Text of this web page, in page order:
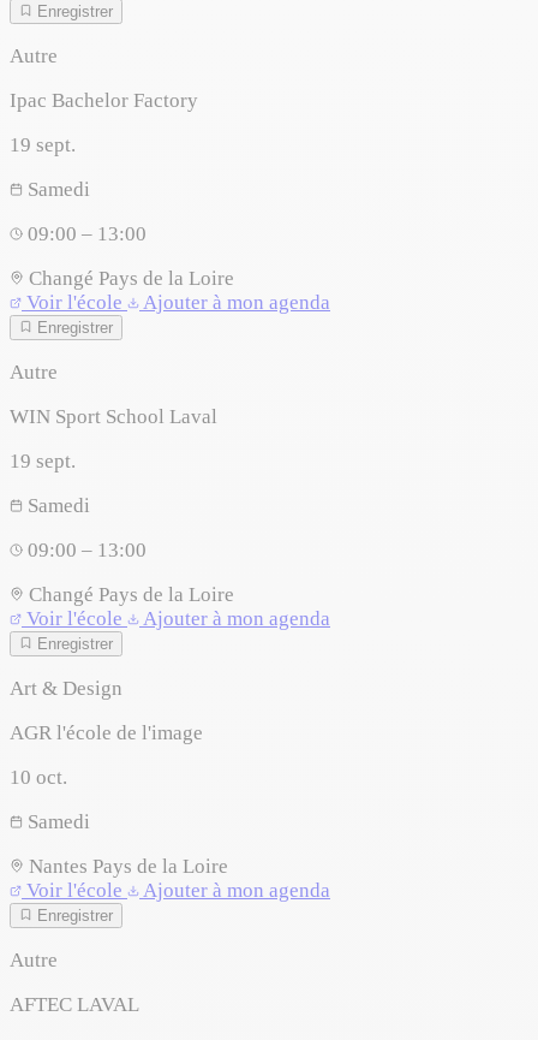
Enregistrer
Autre
Ipac Bachelor Factory
19 sept.
Samedi
09:00 – 13:00
Changé Pays de la Loire
Voir l'école
Ajouter à mon agenda
Enregistrer
Autre
WIN Sport School Laval
19 sept.
Samedi
09:00 – 13:00
Changé Pays de la Loire
Voir l'école
Ajouter à mon agenda
Enregistrer
Art & Design
AGR l'école de l'image
10 oct.
Samedi
Nantes Pays de la Loire
Voir l'école
Ajouter à mon agenda
Enregistrer
Autre
AFTEC LAVAL